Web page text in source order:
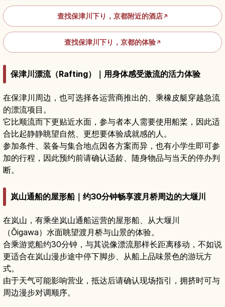
查找保津川下り，京都附近的酒店↗
查找保津川下り，京都的体验↗
保津川漂流（Rafting）｜用身体感受激流的活力体验
在保津川周边，也可选择各运营商推出的、乘橡皮艇穿越急流
的漂流项目。
它比顺流而下更贴近水面，参与者本人需要使用船桨，因此适
合比起静静眺望自然、更想要体验成就感的人。
参加条件、装备与集合地点因各方案而异，也有小学生即可参
加的行程，因此预约前请确认适龄、随身物品与当天的停办判
断。
岚山通船的屋形船｜约30分钟畅享渡月桥周边的大堰川
在岚山，有乘坐岚山通船运营的屋形船、从大堰川
（Ōigawa）水面眺望渡月桥与山景的体验。
合乘游览船约30分钟，与其说像漂流那样长距离移动，不如说
更适合在岚山漫步途中停下脚步、从船上品味景色的游玩方
式。
由于天气可能影响营业，抵达后请确认现场指引，拥挤时可与
周边漫步对调顺序。